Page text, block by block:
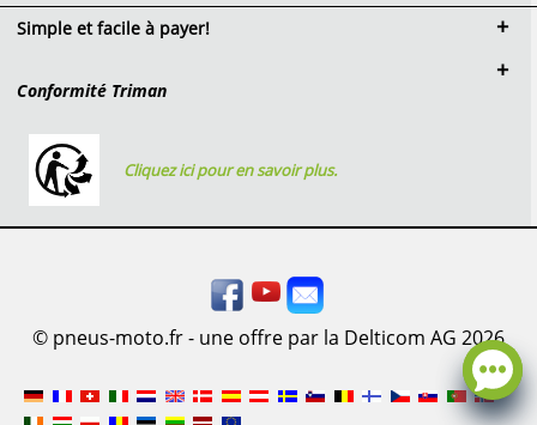
Inscription partenaire de
Simple et facile à payer!
Conformité Triman
Cliquez ici pour en savoir plus.
© pneus-moto.fr - une offre par la Delticom AG 2026